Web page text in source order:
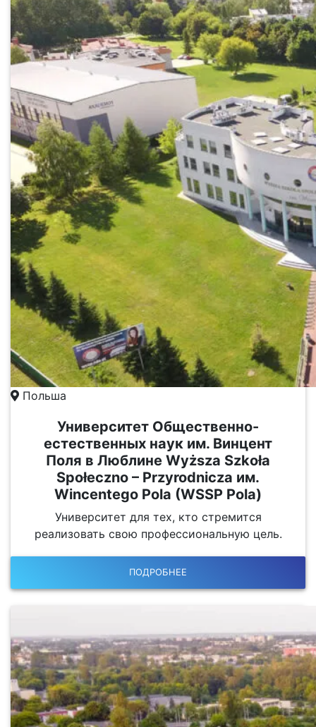
Польша
Университет Общественно-
естественных наук им. Винцент
Поля в Люблине Wyższa Szkoła
Społeczno – Przyrodnicza им.
Wincentego Pola (WSSP Pola)
Университет для тех, кто стремится
реализовать свою профессиональную цель.
ПОДРОБНЕЕ